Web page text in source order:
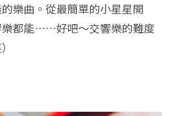
樂曲。從最簡單的小星星開
樂都能……好吧～交響樂的難度